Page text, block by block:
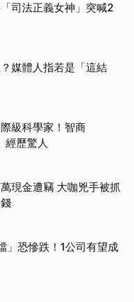
司法正義女神」突喊2
媒體人指若是「這結
級科學家！智商
經歷驚人
現金遭竊 大咖兇手被抓
」恐慘跌！1公司有望成